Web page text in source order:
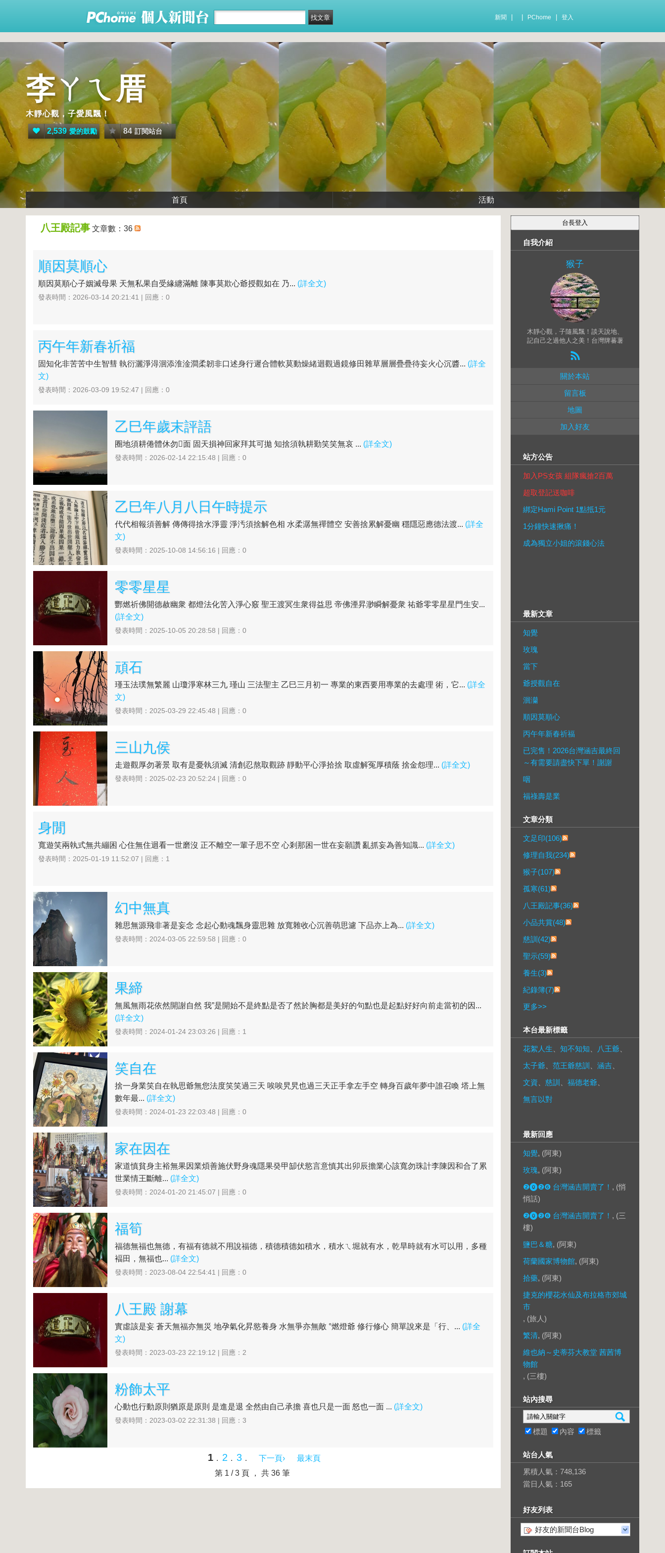
新聞 PChome 登入
李ㄚㄟ厝
木靜心觀，子愛風飄！
2,539 愛的鼓勵 84 訂閱站台
首頁 活動
八王殿記事 文章數：36
順因莫順心
順因莫順心子姻滅母果 天無私果自受緣纏滿離 陳事莫欺心爺授觀如在 乃... (詳全文)
發表時間：2026-03-14 20:21:41 | 回應：0
丙午年新春祈福
固知化非苦苦中生智彗 執衍灑淨淂洄添淮淦澗柔韌非口述身行遲合體軟莫動燥緒迴觀過鏡修田雜草層層疊疊待妄火心沉醬... (詳全
文)
發表時間：2026-03-09 19:52:47 | 回應：0
乙巳年歲末評語
圈地須耕倦體休勿𢙾面 固天損神回家拜其可拋 知捨須執耕勤笑笑無哀 ... (詳全文)
發表時間：2026-02-14 22:15:48 | 回應：0
乙巳年八月八日午時提示
代代相報須善解 傳傳得捨水淨靈 淨汚須捨解色相 水柔潺無禪體空 安善捨累解憂幽 穩隱惡應德法渡... (詳全
文)
發表時間：2025-10-08 14:56:16 | 回應：0
零零星星
酆燃祈佛開德赦幽衆 都燈法化苦入淨心竅 聖王渡冥生衆得益思 帝佛湮昇渺瞬解憂衆 祐爺零零星星門生安...
(詳全文)
發表時間：2025-10-05 20:28:58 | 回應：0
頑石
瑾玉法璞無繁麗 山瓊淨寒林三九 瑾山 三法聖主 乙巳三月初一 專業的東西要用專業的去處理 術，它... (詳全
文)
發表時間：2025-03-29 22:45:48 | 回應：0
三山九侯
走遊觀厚勿著景 取有是憂執須滅 清創忍熬取觀跡 靜動平心淨拾捨 取虛解冤厚積蔭 捨金怨理... (詳全文)
發表時間：2025-02-23 20:52:24 | 回應：0
身閒
寬遊笑兩執式無共繃困 心住無住迴看一世磨沒 正不離空一輩子思不空 心剎那困一世在妄願讚 亂抓妄為善知識... (詳全文)
發表時間：2025-01-19 11:52:07 | 回應：1
幻中無真
雜思無源飛非著是妄念 念起心動魂飄身靈思雜 放寬雜收心沉善萌思濾 下品亦上為... (詳全文)
發表時間：2024-03-05 22:59:58 | 回應：0
果締
無風無雨花依然開謝自然 我”是開始不是終點是否了然於胸都是美好的句點也是起點好好向前走當初的因...
(詳全文)
發表時間：2024-01-24 23:03:26 | 回應：1
笑自在
捨一身業笑自在執思爺無您法度笑笑過三天 唉唉旯旯也過三天正手拿左手空 轉身百歲年夢中誰召喚 塔上無
數年最... (詳全文)
發表時間：2024-01-23 22:03:48 | 回應：0
家在因在
家道慎貧身主裕無果因業煩善施伏野身魂隱果癸甲缷伏慾言意慎其出卯辰擔業心該寬勿珠計李陳因和合了累
世業情王斷離... (詳全文)
發表時間：2024-01-20 21:45:07 | 回應：0
福筍
福德無福也無德，有福有德就不用說福德，積德積德如積水，積水ㄟ堀就有水，乾旱時就有水可以用，多種
褔田，無福也... (詳全文)
發表時間：2023-08-04 22:54:41 | 回應：0
八王殿 謝幕
實虛該是妄 蒼天無福亦無災 地孕氣化昇慾養身 水無爭亦無敵 °燃燈爺 修行修心 簡單說來是「行、... (詳全
文)
發表時間：2023-03-23 22:19:12 | 回應：2
粉飾太平
心動也行動原則猶原是原則 是進是退 全然由自己承擔 喜也只是一面 怒也一面 ... (詳全文)
發表時間：2023-03-02 22:31:38 | 回應：3
1 . 2 . 3 . 下一頁›
最末頁
第 1 / 3 頁 ， 共 36 筆
自我介紹
猴子
木靜心觀，子隨風飄！談天說地、
記自己之過他人之美！台灣牌蕃薯
關於本站
留言板
地圖
加入好友
站方公告
加入PS女孩 組隊瘋搶2百萬
超取登記送咖啡
綁定Hami Point 1點抵1元
1分鐘快速揪痛！
成為獨立小姐的滾錢心法
最新文章
知覺
玫瑰
當下
爺授觀自在
洄灡
順因莫順心
丙午年新春祈福
已完售！2026台灣涵吉最終回
～有需要請盡快下單！謝謝
咽
福祿壽是業
文章分類
文足印(106)
修理自我(234)
猴子(107)
孤寒(61)
八王殿記事(36)
小品共賞(48)
慈訓(42)
聖示(59)
養生(3)
紀錄簿(7)
更多>>
本台最新標籤
花絮人生 知不知知 八王爺
太子爺
范王爺慈訓 涵吉
文資
慈訓 福德老爺
無言以對
最新回應
知覺, (阿東)
玫瑰, (阿東)
❷⓿❷❻ 台灣涵吉開賣了！ , (悄
悄話)
❷⓿❷❻ 台灣涵吉開賣了！ , (三
樓)
鹽巴＆糖, (阿東)
荷蘭國家博物館, (阿東)
拾藥, (阿東)
捷克的櫻花水仙及布拉格市郊城
市
, (旅人)
繁清, (阿東)
維也納～史蒂芬大教堂 茜茜博
物館
, (三樓)
站內搜尋
標題 內容 標籤
站台人氣
累積人氣： 748,136
當日人氣： 165
好友列表
好友的新聞台Blog